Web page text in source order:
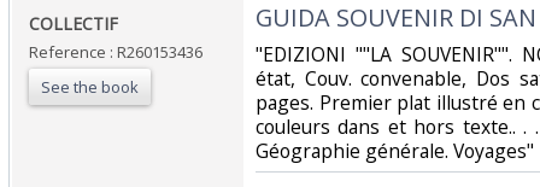
‎COLLECTIF‎
Reference : R260153436
See the book
‎GUIDA SOUVENIR DI
‎"EDIZIONI ""LA SOUVENIR"".
état, Couv. convenable, Dos
pages. Premier plat illustré en
couleurs dans et hors texte.. .
Géographie générale. Voyages"‎